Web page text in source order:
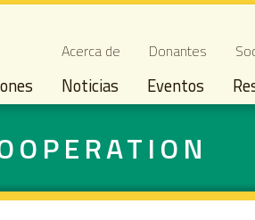
Secondary
Acerca de Donantes
Noticias Eventos